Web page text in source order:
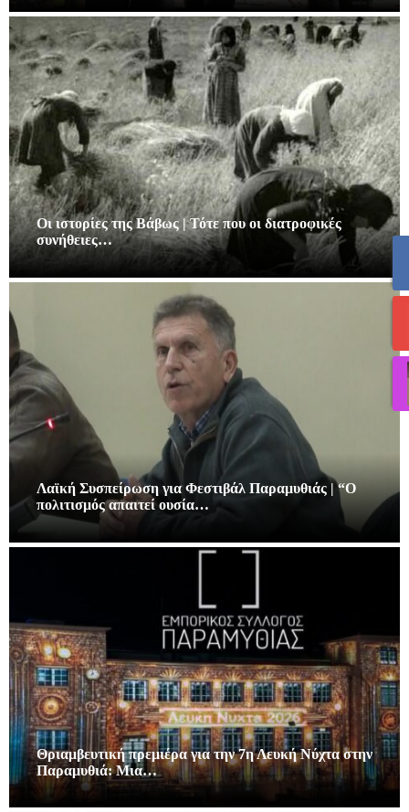
Οι ιστορίες της Βάβως | Τότε που οι διατροφικές
συνήθειες…
Λαϊκή Συσπείρωση για Φεστιβάλ Παραμυθιάς | “Ο
πολιτισμός απαιτεί ουσία…
Θριαμβευτική πρεμιέρα για την 7η Λευκή Νύχτα στην
Παραμυθιά: Μια…